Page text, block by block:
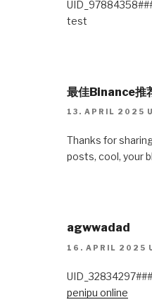
test
最佳Binance推
13. APRIL 2025
Thanks for
posts, cool, your
agwwadad
16. APRIL 2025
UID_32834297###
penipu online